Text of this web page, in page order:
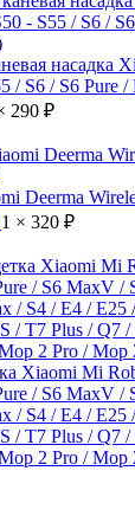
насадка
/ S6 / S6 Pure
290 ₽
Deerma
1 × 320 ₽
Xiaomi Mi
/ S6 MaxV /
/ S4 / E4 /
/ T7 Plus / Q7
2 Pro / Mop